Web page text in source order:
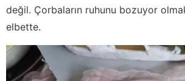
değil. Çorbaların ruhunu bozuyor
elbette.